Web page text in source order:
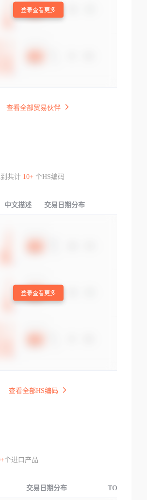
登录查看更多
查看全部贸易伙伴
共计 10+个HS编码
中文描述 交易日期分布
登录查看更多
查看全部HS编码
个进口产品
交易日期分布 TOP3交易国